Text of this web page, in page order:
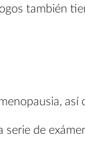
también
de